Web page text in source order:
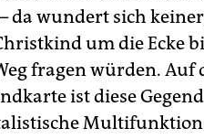
da wundert sich
um die Ecke
fragen würden. Auf
ist diese